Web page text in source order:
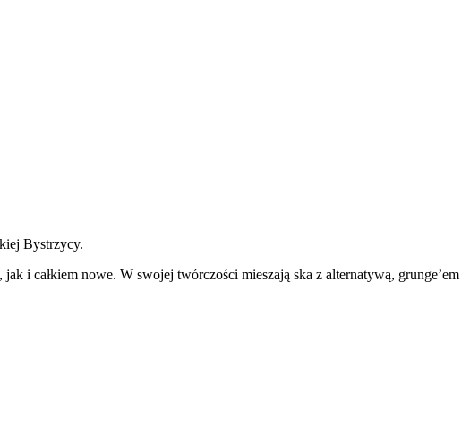
Bystrzycy.
i całkiem nowe. W swojej twórczości mieszają ska z alternatywą, grunge’em